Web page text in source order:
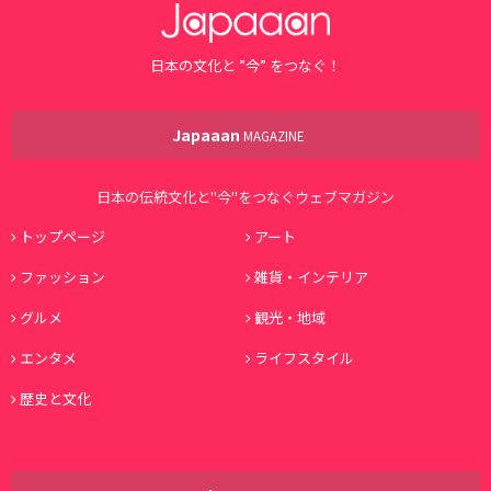
日本の文化と ”今” をつなぐ！
Japaaan MAGAZINE
日本の伝統文化と"今"をつなぐウェブマガジン
トップページ
アート
ファッション
雑貨・インテリア
グルメ
観光・地域
エンタメ
ライフスタイル
歴史と文化